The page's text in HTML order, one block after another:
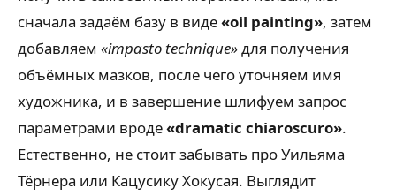
сначала задаём базу в виде«oil painting», затем
добавляем «impasto technique»для получения
объёмных мазков, после чего уточняем имя
художника, и в завершение шлифуем запрос
параметрами вроде«dramatic chiaroscuro».
Естественно, не стоит забывать про Уильяма
Тёрнера или Кацусику Хокусая. Выглядит